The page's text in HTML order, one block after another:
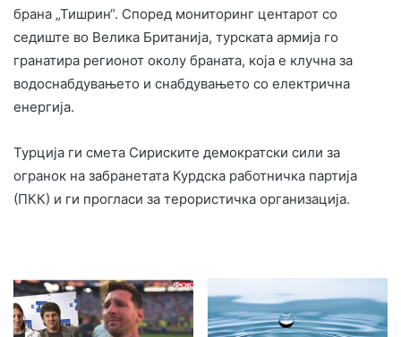
брана „Тишрин“. Според мониторинг центарот со
седиште во Велика Британија, турската армија го
гранатира регионот околу браната, која е клучна за
водоснабдувањето и снабдувањето со електрична
енергија.
Турција ги смета Сириските демократски сили за
огранок на забранетата Курдска работничка партија
(ПКК) и ги прогласи за терористичка организација.